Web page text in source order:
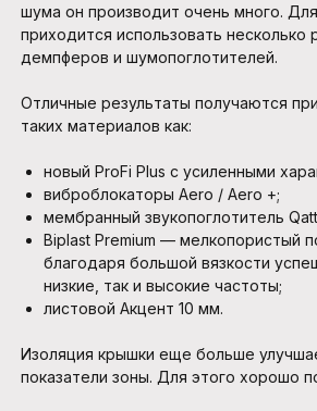
шума он производит очень много.
приходится использовать несколько
демпферов и шумопоглотителей.
Отличные результаты получаются
таких материалов как:
новый ProFi Plus с усиленными
виброблокаторы Aero / Aero +;
мембранный звукопоглотитель
Biplast Premium — мелкопористый
благодаря большой вязкости
низкие, так и высокие частоты;
листовой Акцент 10 мм.
Изоляция крышки еще больше
показатели зоны. Для этого хорошо